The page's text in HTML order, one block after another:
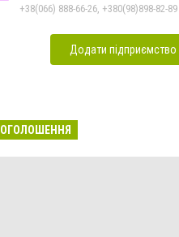
+38(066) 888-66-26, +380(98)898-82-89
Додати підприємство
ОГОЛОШЕННЯ